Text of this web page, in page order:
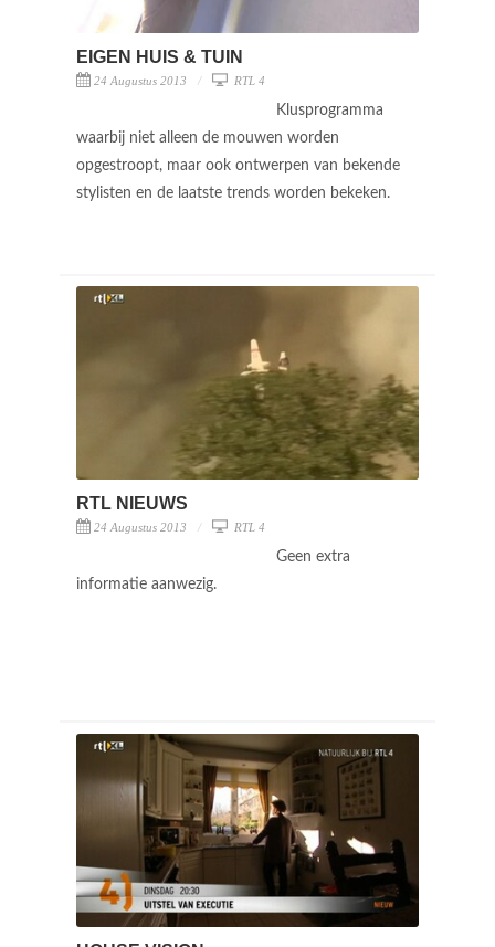
EIGEN HUIS & TUIN
24 Augustus 2013 RTL 4
Klusprogramma
waarbij niet alleen de mouwen worden
opgestroopt, maar ook ontwerpen van bekende
stylisten en de laatste trends worden bekeken.
RTL NIEUWS
24 Augustus 2013 RTL 4
Geen extra
informatie aanwezig.